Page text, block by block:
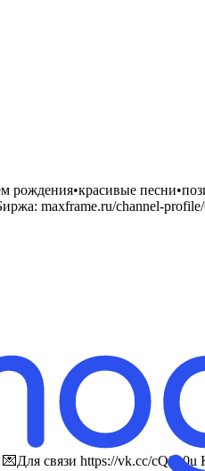
рождения•красивые
maxframe.ru/channel-
связи https://vk.cc/cQiA0u